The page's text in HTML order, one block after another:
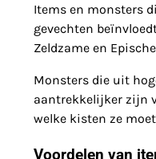
Items en monsters
gevechten
Zeldzame en
Monsters die uit
aantrekkelijker zijn
welke kisten ze
Voordelen van